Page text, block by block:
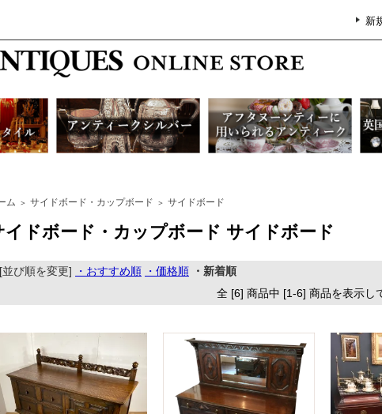
新
ム ＞ サイドボード・カップボード ＞ サイドボード
イドボード・カップボード サイドボード
[並び順を変更] ・おすすめ順 ・価格順
・新着順
全 [6] 商品中 [1-6] 商品を表示し